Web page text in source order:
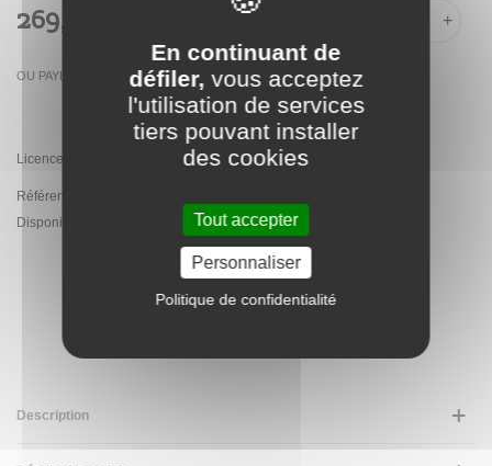
269,00 €
OU PAYER EN
+
Licence officielle Audi
Référence:
Disponibilité :
En Stock - Expédition sous 5 jours ouvrés
AJOUTER AU PANIER
Description
En continuant de
défiler, vous acceptez
l'utilisation de services
tiers pouvant installer
des cookies
Tout accepter
Personnaliser
Politique de confidentialité